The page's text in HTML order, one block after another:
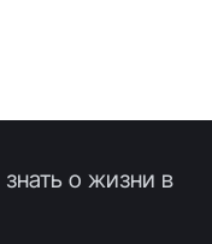
о жизни в